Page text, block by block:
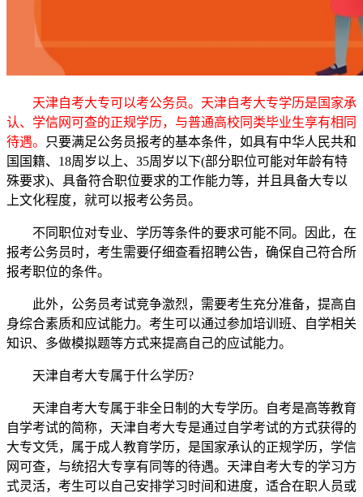
天津自考大专可以考公务员。天津自考大专学历是国家承
认、学信网可查的正规学历，与普通高校同类毕业生享有相同
待遇。
只要满足公务员报考的基本条件，如具有中华人民共和
国国籍、18周岁以上、35周岁以下(部分职位可能对年龄有特
殊要求)、具备符合职位要求的工作能力等，并且具备大专以
上文化程度，就可以报考公务员。
不同职位对专业、学历等条件的要求可能不同。因此，在
报考公务员时，考生需要仔细查看招聘公告，确保自己符合所
报考职位的条件。
此外，公务员考试竞争激烈，需要考生充分准备，提高自
身综合素质和应试能力。考生可以通过参加培训班、自学相关
知识、多做模拟题等方式来提高自己的应试能力。
天津自考大专属于什么学历?
天津自考大专属于非全日制的大专学历。自考是高等教育
自学考试的简称，天津自考大专是通过自学考试的方式获得的
大专文凭，属于成人教育学历，是国家承认的正规学历，学信
网可查，与统招大专享有同等的待遇。天津自考大专的学习方
式灵活，考生可以自己安排学习时间和进度，适合在职人员或